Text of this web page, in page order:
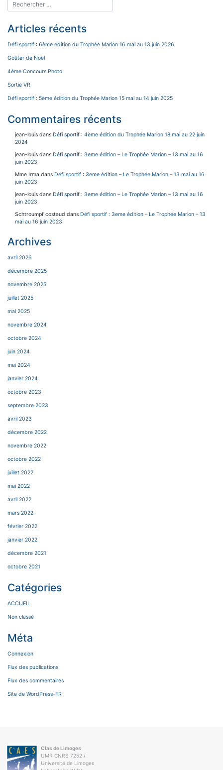
Articles récents
Défi sportif : 6ème édition du Trophée Marion 16 mai au 13 juin 2026
Goûter de Noël
4ème Concours Photo
Sortie VR
Défi sportif : 5ème édition du Trophée Marion 15 mai au 14 juin 2025
Commentaires récents
jean-louis dans Défi sportif : 4ème édition du Trophée Marion 18 mai au 22 juin
2024
jean-louis dans Défi sportif : 3eme édition – Le Trophée Marion – 13 mai au 16
juin 2023
Mme Irma dans Défi sportif : 3eme édition – Le Trophée Marion – 13 mai au 16
juin 2023
jean-louis dans Défi sportif : 3eme édition – Le Trophée Marion – 13 mai au 16
juin 2023
Schtroumpf costaud dans Défi sportif : 3eme édition – Le Trophée Marion – 13
mai au 16 juin 2023
Archives
avril 2026
décembre 2025
novembre 2025
juillet 2025
mai 2025
novembre 2024
octobre 2024
juin 2024
mai 2024
janvier 2024
octobre 2023
septembre 2023
avril 2023
décembre 2022
novembre 2022
octobre 2022
juillet 2022
mai 2022
avril 2022
mars 2022
février 2022
janvier 2022
décembre 2021
octobre 2021
Catégories
ACCUEIL
Non classé
Méta
Connexion
Flux des publications
Flux des commentaires
Site de WordPress-FR
Clas de Limoges
UMR CNRS 7252 /
Université de Limoges